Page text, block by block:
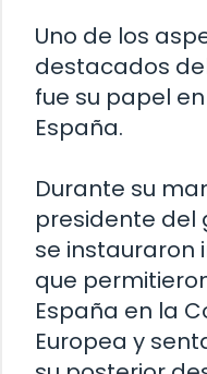
Uno de los
destacados
fue su papel
España.
Durante su
presidente del
se
que
España en la
Europea y